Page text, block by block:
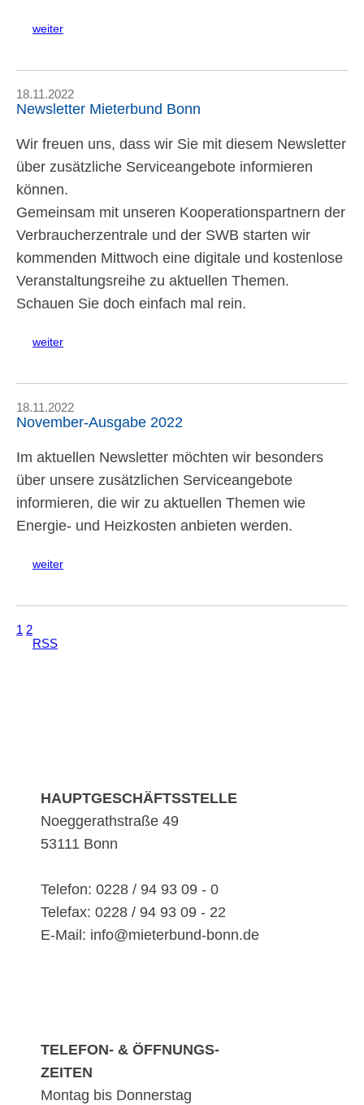
weiter
18.11.2022
Newsletter Mieterbund Bonn
Wir freuen uns, dass wir Sie mit diesem Newsletter
über zusätzliche Serviceangebote informieren
können.
Gemeinsam mit unseren Kooperationspartnern der
Verbraucherzentrale und der SWB starten wir
kommenden Mittwoch eine digitale und kostenlose
Veranstaltungsreihe zu aktuellen Themen.
Schauen Sie doch einfach mal rein.
weiter
18.11.2022
November-Ausgabe 2022
Im aktuellen Newsletter möchten wir besonders
über unsere zusätzlichen Serviceangebote
informieren, die wir zu aktuellen Themen wie
Energie- und Heizkosten anbieten werden.
weiter
1 2
RSS
HAUPTGESCHÄFTSSTELLE
Noeggerathstraße 49
53111 Bonn
Telefon: 0228 / 94 93 09 - 0
Telefax: 0228 / 94 93 09 - 22
E-Mail: info@mieterbund-bonn.de
TELEFON- & ÖFFNUNGS-
ZEITEN
Montag bis Donnerstag